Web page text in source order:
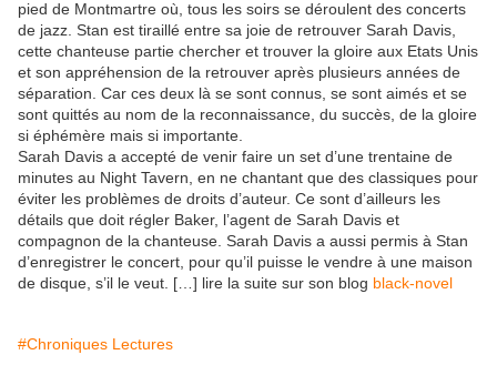
pied de Montmartre où, tous les soirs se déroulent des concerts
de jazz. Stan est tiraillé entre sa joie de retrouver Sarah Davis,
cette chanteuse partie chercher et trouver la gloire aux Etats Unis
et son appréhension de la retrouver après plusieurs années de
séparation. Car ces deux là se sont connus, se sont aimés et se
sont quittés au nom de la reconnaissance, du succès, de la gloire
si éphémère mais si importante.
Sarah Davis a accepté de venir faire un set d’une trentaine de
minutes au Night Tavern, en ne chantant que des classiques pour
éviter les problèmes de droits d’auteur. Ce sont d’ailleurs les
détails que doit régler Baker, l’agent de Sarah Davis et
compagnon de la chanteuse. Sarah Davis a aussi permis à Stan
d’enregistrer le concert, pour qu’il puisse le vendre à une maison
de disque, s’il le veut. […] lire la suite sur son blog black-novel
#Chroniques Lectures